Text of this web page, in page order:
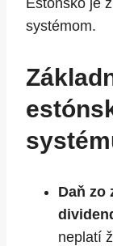
Estónsko je
systémom.
Daň zo
neplatí